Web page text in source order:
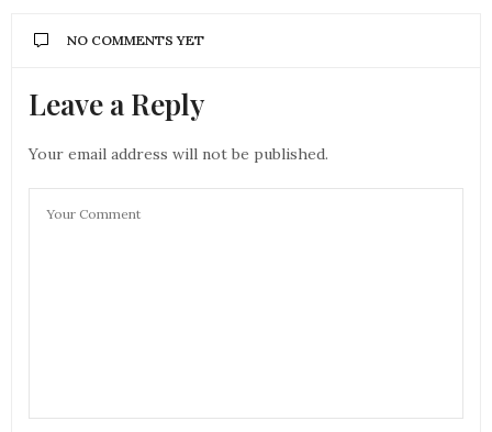
NO COMMENTS YET
Leave a Reply
Your email address will not be published.